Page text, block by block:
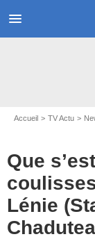
menu
Accueil TV Actu
Que
Lénie